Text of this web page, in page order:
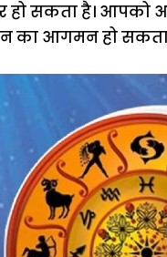
हो सकता है। आपको
का आगमन हो सकता